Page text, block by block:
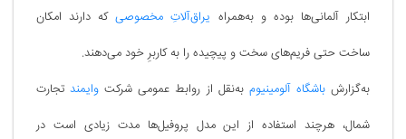
ابتکار آلمانی‌ها بوده و به‌‌همراهیراق‌آلاتِ مخصوصیکه دارند امکان
ساخت حتی فریم‌های سخت و پیچیده را به کاربرِ خود می‌دهند.
به‌گزارشباشگاه آلومینیومبه‌نقل از روابط عمومی شرکتوایمندتجارت
شمال، هرچند استفاده از این مدل پروفیل‌ها مدت زیادی است در